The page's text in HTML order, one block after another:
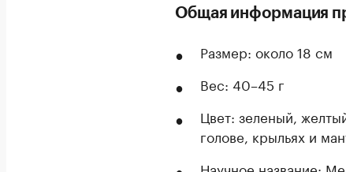
Общая информация
Размер: около 18 см
Вес: 40–45 г
Цвет: зеленый,
голове, крыльях и